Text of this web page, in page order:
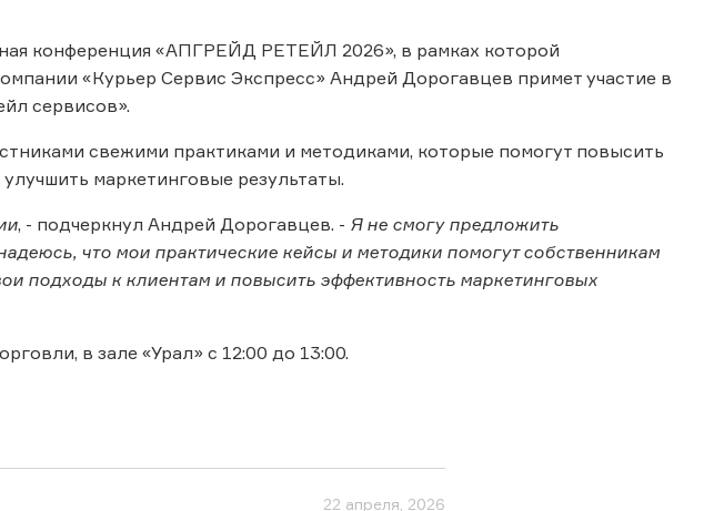
конференция «АПГРЕЙД РЕТЕЙЛ 2026», в рамках которой
«Курьер Сервис Экспресс» Андрей Дорогавцев примет участие в
сервисов».
свежими практиками и методиками, которые помогут повысить
маркетинговые результаты.
, - подчеркнул Андрей Дорогавцев. - Я не смогу предложить
что мои практические кейсы и методики помогут собственникам
подходы к клиентам и повысить эффективность маркетинговых
в зале «Урал» с 12:00 до 13:00.
22 апреля, 2026